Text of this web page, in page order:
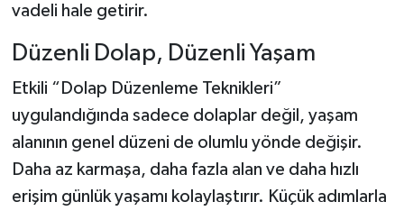
vadeli hale getirir.
Düzenli Dolap, Düzenli Yaşam
Etkili “Dolap Düzenleme Teknikleri”
uygulandığında sadece dolaplar değil, yaşam
alanının genel düzeni de olumlu yönde değişir.
Daha az karmaşa, daha fazla alan ve daha hızlı
erişim günlük yaşamı kolaylaştırır. Küçük adımlarla